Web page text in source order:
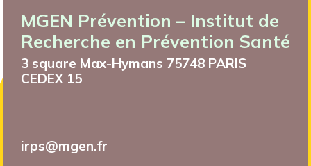
MGEN Prévention – Institut de
Recherche en Prévention Santé
3 square Max-Hymans 75748 PARIS
CEDEX 15
irps@mgen.fr